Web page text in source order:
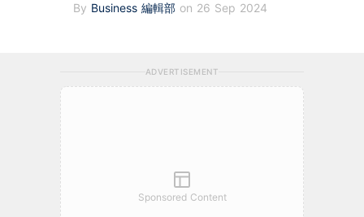
By Business 編輯部 on 26 Sep 2024
ADVERTISEMENT
Sponsored Content